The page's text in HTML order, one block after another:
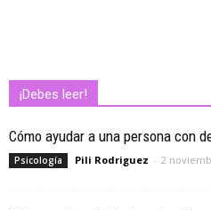
¡Debes leer!
Cómo ayudar a una persona con
Psicología Pili Rodriguez - 2